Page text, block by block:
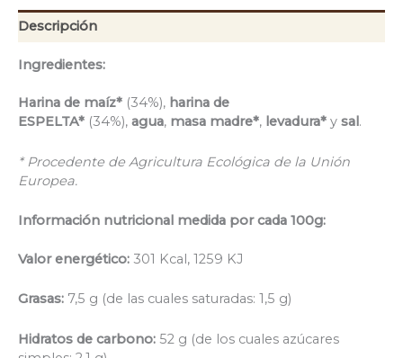
Descripción
Ingredientes:
Harina de maíz* (34%), harina de
ESPELTA* (34%), agua, masa madre*, levadura* y sal .
* Procedente de Agricultura Ecológica de la Unión
Europea.
Información nutricional medida por cada 100g:
Valor energético: 301 Kcal, 1259 KJ
Grasas: 7,5 g (de las cuales saturadas: 1,5 g)
Hidratos de carbono: 52 g (de los cuales azúcares